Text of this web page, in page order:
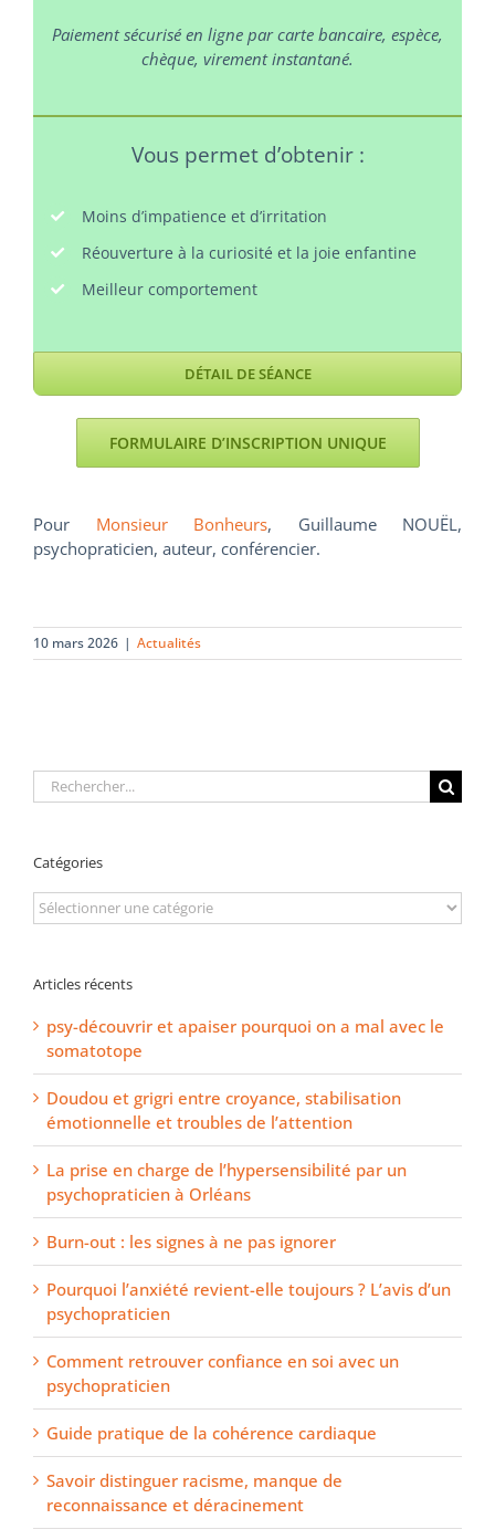
Paiement sécurisé en ligne par carte bancaire, espèce,
chèque, virement instantané.
Vous permet d’obtenir :
Moins d’impatience et d’irritation
Réouverture à la curiosité et la joie enfantine
Meilleur comportement
DÉTAIL DE SÉANCE
FORMULAIRE D’INSCRIPTION UNIQUE
Pour Monsieur Bonheurs, Guillaume NOUËL,
psychopraticien, auteur, conférencier.
10 mars 2026 | Actualités
Rechercher:
Catégories
Catégories
Articles récents
psy-découvrir et apaiser pourquoi on a mal avec le
somatotope
Doudou et grigri entre croyance, stabilisation
émotionnelle et troubles de l’attention
La prise en charge de l’hypersensibilité par un
psychopraticien à Orléans
Burn-out : les signes à ne pas ignorer
Pourquoi l’anxiété revient-elle toujours ? L’avis d’un
psychopraticien
Comment retrouver confiance en soi avec un
psychopraticien
Guide pratique de la cohérence cardiaque
Savoir distinguer racisme, manque de
reconnaissance et déracinement